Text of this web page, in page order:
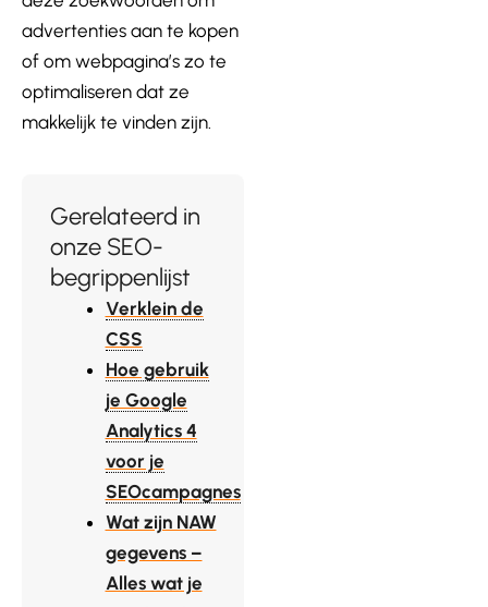
advertenties aan te kopen
of om webpagina’s zo te
optimaliseren dat ze
makkelijk te vinden zijn.
Gerelateerd in
onze SEO-
begrippenlijst
Verklein de
CSS
Hoe gebruik
je Google
Analytics 4
voor je
SEOcampagnes
Wat zijn NAW
gegevens –
Alles wat je